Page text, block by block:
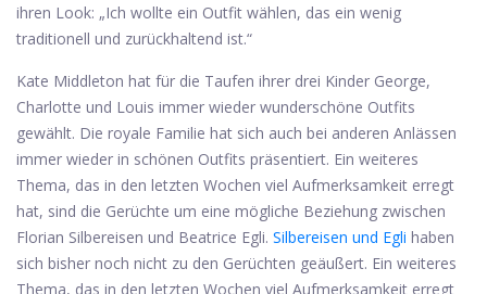
ihren Look: „Ich wollte ein Outfit wählen, das ein wenig
traditionell und zurückhaltend ist.“
Kate Middleton hat für die Taufen ihrer drei Kinder George,
Charlotte und Louis immer wieder wunderschöne Outfits
gewählt. Die royale Familie hat sich auch bei anderen Anlässen
immer wieder in schönen Outfits präsentiert. Ein weiteres
Thema, das in den letzten Wochen viel Aufmerksamkeit erregt
hat, sind die Gerüchte um eine mögliche Beziehung zwischen
Florian Silbereisen und Beatrice Egli. Silbereisen und Egli haben
sich bisher noch nicht zu den Gerüchten geäußert. Ein weiteres
Thema, das in den letzten Wochen viel Aufmerksamkeit erregt